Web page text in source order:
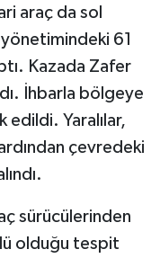
araç da sol
61
Kazada Zafer
İhbarla bölgeye
edildi. Yaralılar,
çevredeki
sürücülerinden
olduğu tespit